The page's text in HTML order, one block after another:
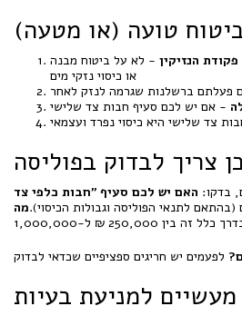
הנזיקין - לא על ביטוח מבנה
או כיסוי נזקי מים
פעלתם ברשלנות שגרמה לנזק לאחר
- אם יש לכם סעיף חבות צד שלישי
צד שלישי היא כיסוי נפרד ועצמאי
בדקו: האם יש לכם סעיף "חבות כלפי צד
לתנאי הפוליסה וגבולות הכיסוי).מה
מעשיים למניעת בעיות